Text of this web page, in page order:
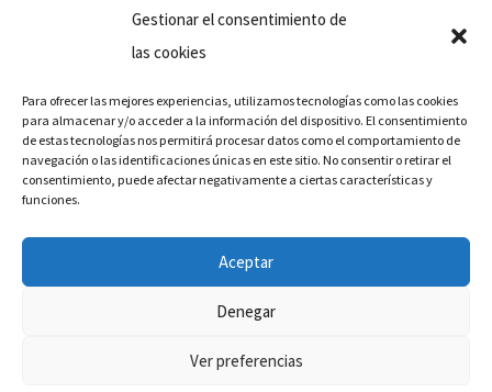
Gestionar el consentimiento de
las cookies
Para ofrecer las mejores experiencias, utilizamos tecnologías como las cookies
para almacenar y/o acceder a la información del dispositivo. El consentimiento
de estas tecnologías nos permitirá procesar datos como el comportamiento de
navegación o las identificaciones únicas en este sitio. No consentir o retirar el
consentimiento, puede afectar negativamente a ciertas características y
funciones.
Aceptar
Denegar
Ver preferencias
+52 811.499.5638
RED DE DISTRIBUCIÓN